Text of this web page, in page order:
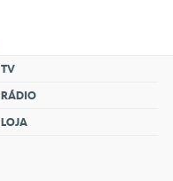
TV
RÁDIO
LOJA